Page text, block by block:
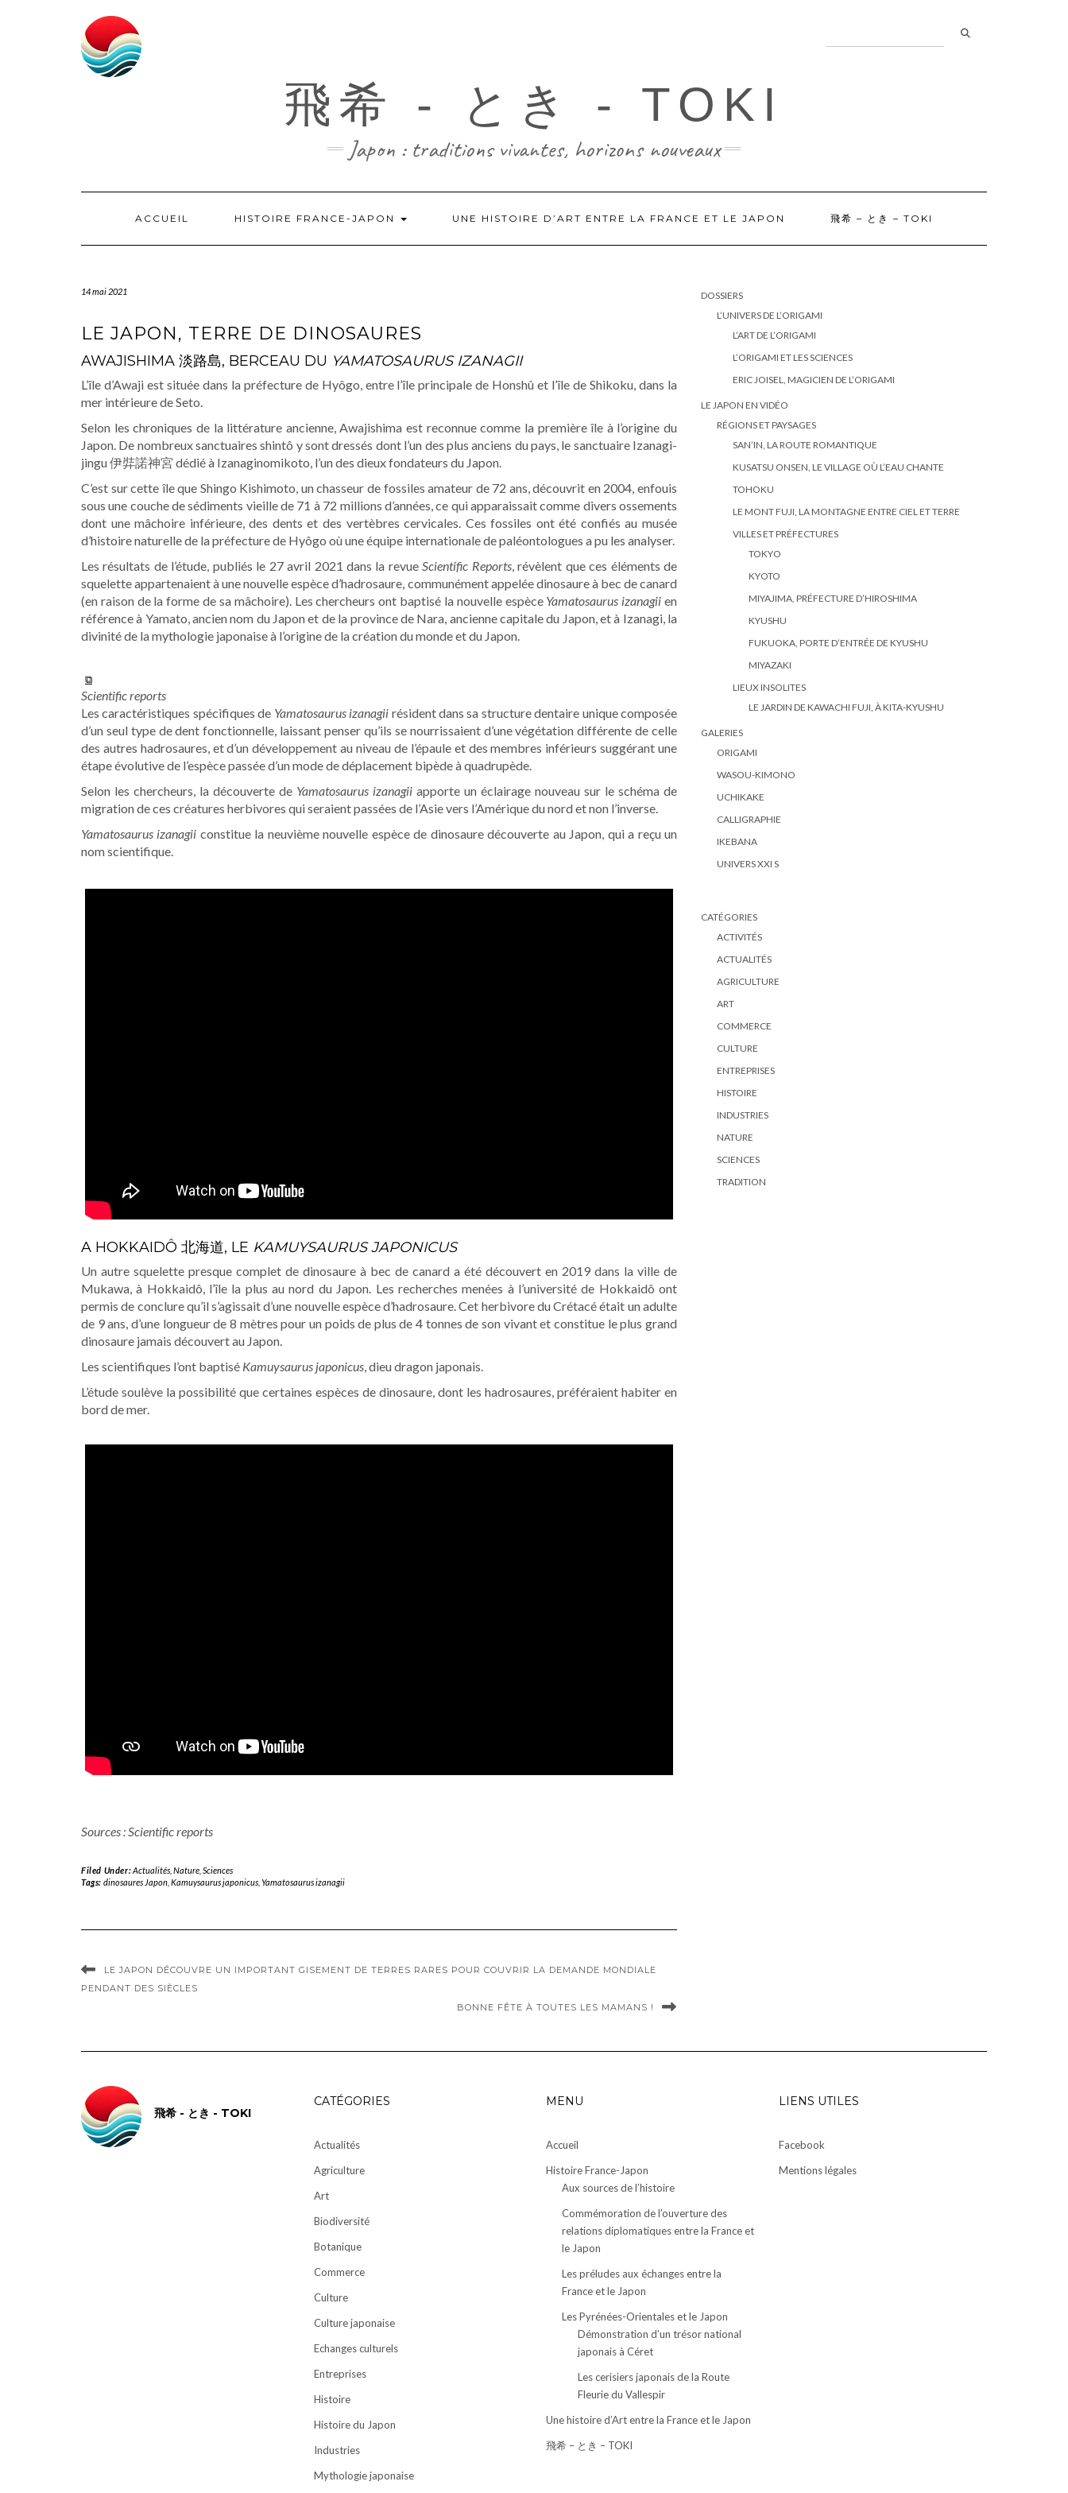
飛希 - とき - TOKI
Japon : traditions vivantes, horizons nouveaux
ACCUEIL HISTOIRE FRANCE-JAPON UNE HISTOIRE D’ART ENTRE LA FRANCE ET LE JAPON 飛希 – とき – TOKI
14 mai 2021
LE JAPON, TERRE DE DINOSAURES
AWAJISHIMA 淡路島, BERCEAU DU YAMATOSAURUS IZANAGII
L’île d’Awaji est située dans la préfecture de Hyôgo, entre l’île principale de Honshû et l’île de Shikoku, dans la
mer intérieure de Seto.
Selon les chroniques de la littérature ancienne, Awajishima est reconnue comme la première île à l’origine du
Japon. De nombreux sanctuaires shintô y sont dressés dont l’un des plus anciens du pays, le sanctuaire Izanagi-
jingu 伊弉諾神宮 dédié à Izanaginomikoto, l’un des dieux fondateurs du Japon.
C’est sur cette île que Shingo Kishimoto, un chasseur de fossiles amateur de 72 ans, découvrit en 2004, enfouis
sous une couche de sédiments vieille de 71 à 72 millions d’années, ce qui apparaissait comme divers ossements
dont une mâchoire inférieure, des dents et des vertèbres cervicales. Ces fossiles ont été confiés au musée
d’histoire naturelle de la préfecture de Hyôgo où une équipe internationale de paléontologues a pu les analyser.
Les résultats de l’étude, publiés le 27 avril 2021 dans la revueScientific Reports, révèlent que ces éléments de
squelette appartenaient à une nouvelle espèce d’hadrosaure, communément appelée dinosaure à bec de canard
(en raison de la forme de sa mâchoire). Les chercheurs ont baptisé la nouvelle espèce Yamatosaurus izanagii en
référence à Yamato, ancien nom du Japon et de la province de Nara, ancienne capitale du Japon, et à Izanagi, la
divinité de la mythologie japonaise à l’origine de la création du monde et du Japon.
Scientific reports
Les caractéristiques spécifiques de Yamatosaurus izanagii résident dans sa structure dentaire unique composée
d’un seul type de dent fonctionnelle, laissant penser qu’ils se nourrissaient d’une végétation différente de celle
des autres hadrosaures, et d’un développement au niveau de l’épaule et des membres inférieurs suggérant une
étape évolutive de l’espèce passée d’un mode de déplacement bipède à quadrupède.
Selon les chercheurs, la découverte de Yamatosaurus izanagii apporte un éclairage nouveau sur le schéma de
migration de ces créatures herbivores qui seraient passées de l’Asie vers l’Amérique du nord et non l’inverse.
Yamatosaurus izanagii constitue la neuvième nouvelle espèce de dinosaure découverte au Japon, qui a reçu un
nom scientifique.
A HOKKAIDÔ 北海道, LE KAMUYSAURUS JAPONICUS
Un autre squelette presque complet de dinosaure à bec de canard a été découvert en 2019 dans la ville de
Mukawa, à Hokkaidô, l’île la plus au nord du Japon. Les recherches menées à l’université de Hokkaidô ont
permis de conclure qu’il s’agissait d’une nouvelle espèce d’hadrosaure. Cet herbivore du Crétacé était un adulte
de 9 ans, d’une longueur de 8 mètres pour un poids de plus de 4 tonnes de son vivant et constitue le plus grand
dinosaure jamais découvert au Japon.
Les scientifiques l’ont baptisé Kamuysaurus japonicus, dieu dragon japonais.
L’étude soulève la possibilité que certaines espèces de dinosaure, dont les hadrosaures, préféraient habiter en
bord de mer.
Sources : Scientific reports
Filed Under:Actualités, Nature, Sciences
Tags: dinosaures Japon, Kamuysaurus japonicus, Yamatosaurus izanagii
LE JAPON DÉCOUVRE UN IMPORTANT GISEMENT DE TERRES RARES POUR COUVRIR LA DEMANDE MONDIALE
PENDANT DES SIÈCLES
BONNE FÊTE À TOUTES LES MAMANS !
DOSSIERS
L’UNIVERS DE L’ORIGAMI
L’ART DE L’ORIGAMI
L’ORIGAMI ET LES SCIENCES
ERIC JOISEL, MAGICIEN DE L’ORIGAMI
LE JAPON EN VIDÉO
RÉGIONS ET PAYSAGES
SAN’IN, LA ROUTE ROMANTIQUE
KUSATSU ONSEN, LE VILLAGE OÙ L’EAU CHANTE
TOHOKU
LE MONT FUJI, LA MONTAGNE ENTRE CIEL ET TERRE
VILLES ET PRÉFECTURES
TOKYO
KYOTO
MIYAJIMA, PRÉFECTURE D’HIROSHIMA
KYUSHU
FUKUOKA, PORTE D’ENTRÉE DE KYUSHU
MIYAZAKI
LIEUX INSOLITES
LE JARDIN DE KAWACHI FUJI, À KITA-KYUSHU
GALERIES
ORIGAMI
WASOU-KIMONO
UCHIKAKE
CALLIGRAPHIE
IKEBANA
UNIVERS XXI S
CATÉGORIES
ACTIVITÉS
ACTUALITÉS
AGRICULTURE
ART
COMMERCE
CULTURE
ENTREPRISES
HISTOIRE
INDUSTRIES
NATURE
SCIENCES
TRADITION
飛希 - とき - TOKI
CATÉGORIES
Actualités
Agriculture
Art
Biodiversité
Botanique
Commerce
Culture
Culture japonaise
Echanges culturels
Entreprises
Histoire
Histoire du Japon
Industries
Mythologie japonaise
MENU
Accueil
Histoire France-Japon
Aux sources de l’histoire
Commémoration de l’ouverture des
relations diplomatiques entre la France et
le Japon
Les préludes aux échanges entre la
France et le Japon
Les Pyrénées-Orientales et le Japon
Démonstration d’un trésor national
japonais à Céret
Les cerisiers japonais de la Route
Fleurie du Vallespir
Une histoire d’Art entre la France et le Japon
飛希 – とき – TOKI
LIENS UTILES
Facebook
Mentions légales